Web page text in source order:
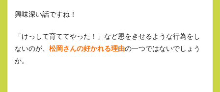
興味深い話ですね！
「けっして育ててやった！」など恩をきせるような行為をし
ないのが、 松岡さんの好かれる理由の一つではないでしょう
か。